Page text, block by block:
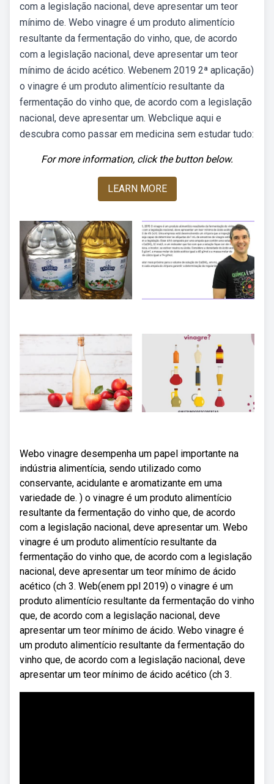
com a legislação nacional, deve apresentar um teor
mínimo de. Webo vinagre é um produto alimentício
resultante da fermentação do vinho, que, de acordo
com a legislação nacional, deve apresentar um teor
mínimo de ácido acético. Webenem 2019 2ª aplicação)
o vinagre é um produto alimentício resultante da
fermentação do vinho que, de acordo com a legislação
nacional, deve apresentar um. Webclique aqui e
descubra como passar em medicina sem estudar tudo:
For more information, click the button below.
LEARN MORE
Webo vinagre desempenha um papel importante na
indústria alimentícia, sendo utilizado como
conservante, acidulante e aromatizante em uma
variedade de. ) o vinagre é um produto alimentício
resultante da fermentação do vinho que, de acordo
com a legislação nacional, deve apresentar um. Webo
vinagre é um produto alimentício resultante da
fermentação do vinho que, de acordo com a legislação
nacional, deve apresentar um teor mínimo de ácido
acético (ch 3. Web(enem ppl 2019) o vinagre é um
produto alimentício resultante da fermentação do vinho
que, de acordo com a legislação nacional, deve
apresentar um teor mínimo de ácido. Webo vinagre é
um produto alimentício resultante da fermentação do
vinho que, de acordo com a legislação nacional, deve
apresentar um teor mínimo de ácido acético (ch 3.